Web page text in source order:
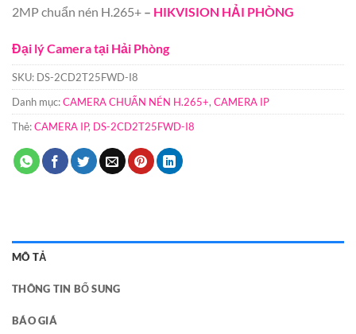
2MP chuẩn nén H.265+ – HIKVISION HẢI PHÒNG
Đại lý Camera tại Hải Phòng
SKU: DS-2CD2T25FWD-I8
Danh mục:CAMERA CHUẨN NÉN H.265+, CAMERA IP
Thẻ:CAMERA IP, DS-2CD2T25FWD-I8
MÔ TẢ
THÔNG TIN BỔ SUNG
BÁO GIÁ